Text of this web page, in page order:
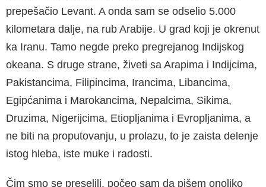
pre­pešačio Levant. A onda sam se odselio 5.000
kilometara dalje, na rub Arabije. U grad koji je okrenut
ka Iranu. Tamo negde preko pregreja­nog Indijskog
okeana. S druge strane, živeti sa Arapima i Indijcima,
Pakistancima, Filipincima, Irancima, Libancima,
Egipćanima i Marokanci­ma, Nepalcima, Sikima,
Druzima, Nigerijcima, Etiopljanima i Evropljanima, a
ne biti na propu­tovanju, u prolazu, to je zaista delenje
istog hle­ba, iste muke i radosti.
Čim smo se preselili, počeo sam da pišem ono­liko